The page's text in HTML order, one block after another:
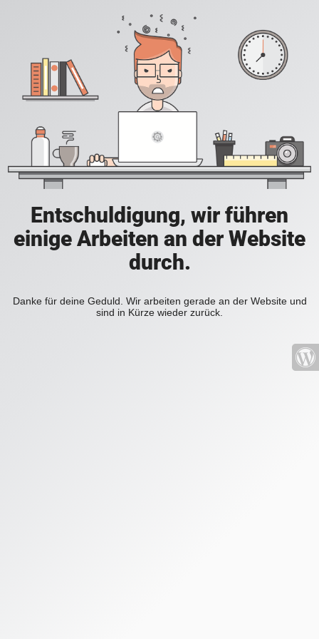
Entschuldigung, wir führen
einige Arbeiten an der Website
durch.
Danke für deine Geduld. Wir arbeiten gerade an der Website und
sind in Kürze wieder zurück.